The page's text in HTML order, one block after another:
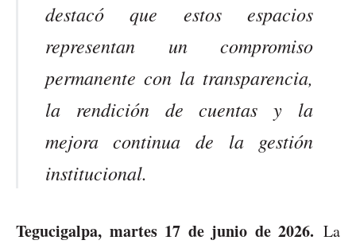
destacó que estos espacios
representan un compromiso
permanente con la transparencia,
la rendición de cuentas y la
mejora continua de la gestión
institucional.
Tegucigalpa, martes 17 de junio de 2026. La